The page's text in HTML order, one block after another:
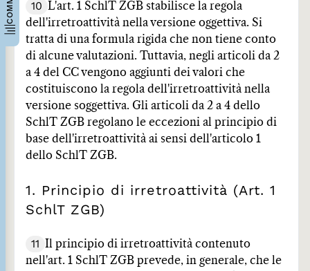
10
L'art. 1 SchlT ZGB stabilisce la regola
dell'irretroattività nella versione oggettiva. Si
tratta di una formula rigida che non tiene conto
di alcune valutazioni. Tuttavia, negli articoli da 2
a 4 del CC vengono aggiunti dei valori che
costituiscono la regola dell'irretroattività nella
versione soggettiva. Gli articoli da 2 a 4 dello
SchlT ZGB regolano le eccezioni al principio di
base dell'irretroattività ai sensi dell'articolo 1
dello SchlT ZGB.
1. Principio di irretroattività (Art. 1
SchlT ZGB)
11
Il principio di irretroattività contenuto
nell'art. 1 SchlT ZGB prevede, in generale, che le